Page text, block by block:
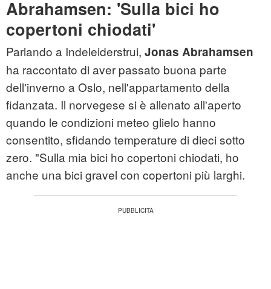
Abrahamsen: 'Sulla bici ho
copertoni chiodati'
Parlando a Indeleiderstrui, Jonas Abrahamsen
ha raccontato di aver passato buona parte
dell'inverno a Oslo, nell'appartamento della
fidanzata. Il norvegese si è allenato all'aperto
quando le condizioni meteo glielo hanno
consentito, sfidando temperature di dieci sotto
zero. "Sulla mia bici ho copertoni chiodati, ho
anche una bici gravel con copertoni più larghi.